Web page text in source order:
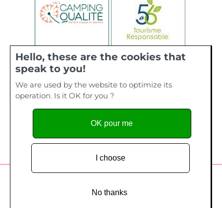
Copyright since 2014
Hello, these are the cookies that
speak to you!
We are used by the website to optimize its
operation. Is it OK for you ?
No thanks
I choose
OK pour me